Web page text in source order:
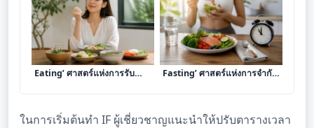
เจาะลึก ‘การทำ Mindful
Eating’ ศาสตร์แห่งการรับ
อิ่มเอมใจ
เจาะลึก ‘การทำ Intermittent
Fasting’ ศาสตร์แห่งการจำกัด
ในการเริ่มต้นทำ IF ผู้เชี่ยวชาญแนะนำให้ปรับตารางเวลา